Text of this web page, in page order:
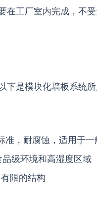
在工厂室内完成，
是模块化墙板系统所
准，耐腐蚀，适用于
品级环境和高湿度区域
限的结构